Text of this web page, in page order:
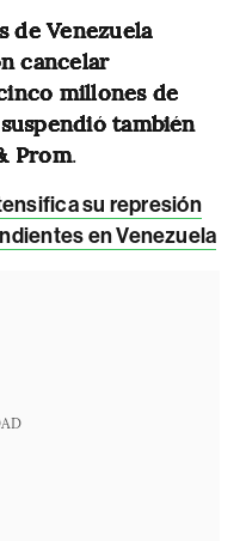
de Venezuela
cancelar
millones de
también
Prom.
su represión
en Venezuela